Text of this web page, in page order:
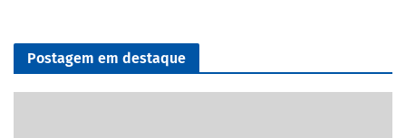
Postagem em destaque